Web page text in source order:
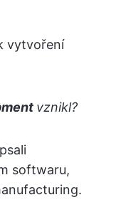
vytvoření
vznikl?
softwaru,